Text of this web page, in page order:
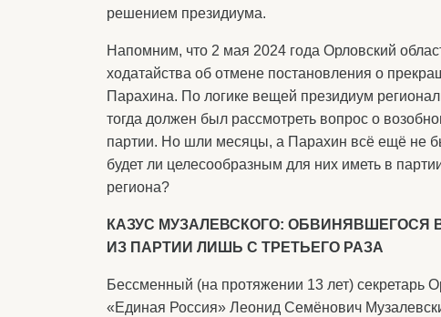
решением президиума.
Напомним, что 2 мая 2024 года Орловский
ходатайства об отмене постановления о
Парахина. По логике вещей президиум
тогда должен был рассмотреть вопрос о
партии. Но шли месяцы, а Парахин всё ещё не
будет ли целесообразным для них иметь в
региона?
КАЗУС МУЗАЛЕВСКОГО: ОБВИНЯВШЕГОСЯ
ИЗ ПАРТИИ ЛИШЬ С ТРЕТЬЕГО РАЗА
Бессменный (на протяжении 13 лет) секретарь
«Единая Россия» Леонид Семёнович